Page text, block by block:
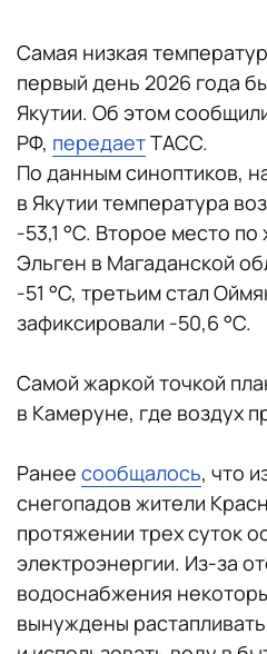
Самая низкая
первый день 2026 года
Якутии. Об этом
РФ, передаетТАСС.
По данным синоптиков,
в Якутии температура
-53,1 °C. Второе место по
Эльген в Магаданской
-51 °C, третьим стал
зафиксировали -50,6 °C.
Самой жаркой точкой
в Камеруне, где воздух
Ранее сообщалось, что
снегопадов жители
протяжении трех суток
электроэнергии. Из-за
водоснабжения
вынуждены